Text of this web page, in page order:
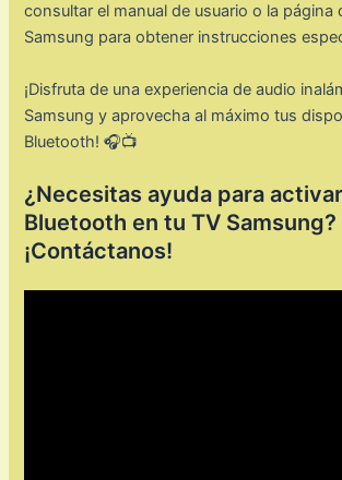
consultar el manual de usuario o la página
Samsung para obtener instrucciones
¡Disfruta de una experiencia de audio
Samsung y aprovecha al máximo tus
Bluetooth! 🎧📺
¿Necesitas ayuda para
Bluetooth en tu TV Samsung?
¡Contáctanos!